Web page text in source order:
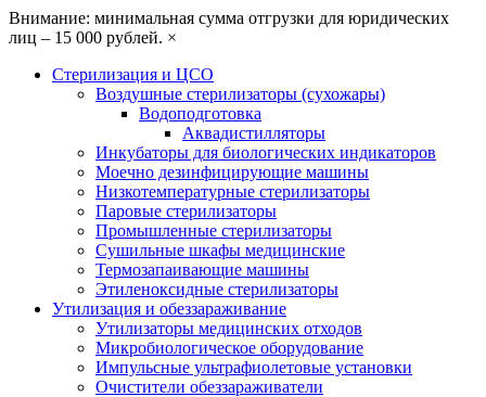
Внимание: минимальная сумма отгрузки для юридических
лиц – 15 000 рублей. ×
Стерилизация и ЦСО
Воздушные стерилизаторы (сухожары)
Водоподготовка
Аквадистилляторы
Инкубаторы для биологических индикаторов
Моечно дезинфицирующие машины
Низкотемпературные стерилизаторы
Паровые стерилизаторы
Промышленные стерилизаторы
Сушильные шкафы медицинские
Термозапаивающие машины
Этиленоксидные стерилизаторы
Утилизация и обеззараживание
Утилизаторы медицинских отходов
Микробиологическое оборудование
Импульсные ультрафиолетовые установки
Очистители обеззараживатели